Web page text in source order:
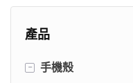
產品
- 手機殼